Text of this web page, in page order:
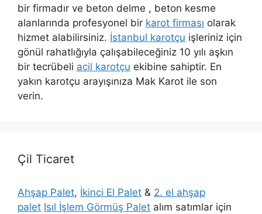
bir firmadır ve beton delme , beton kesme
alanlarında profesyonel bir karot firması olarak
hizmet alabilirsiniz. İstanbul karotçu işleriniz için
gönül rahatlığıyla çalışabileceğiniz 10 yılı aşkın
bir tecrübeli acil karotçu ekibine sahiptir. En
yakın karotçu arayışınıza Mak Karot ile son
verin.
Çil Ticaret
Ahşap Palet, İkinci El Palet & 2. el ahşap
palet Isıl İşlem Görmüş Palet alım satımlar için